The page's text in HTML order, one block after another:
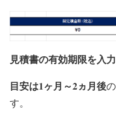
見積書の有効期限を入力
目安は1ヶ月～2ヵ月後
す。